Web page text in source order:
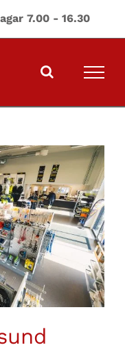
7.00 - 16.30